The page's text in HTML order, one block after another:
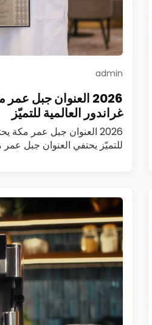
admin
2026 العنوان جبل
غراندور العالمية للتميّز
2026 العنوان جبل عمر
للتميّز يحتفي العنوان جبل